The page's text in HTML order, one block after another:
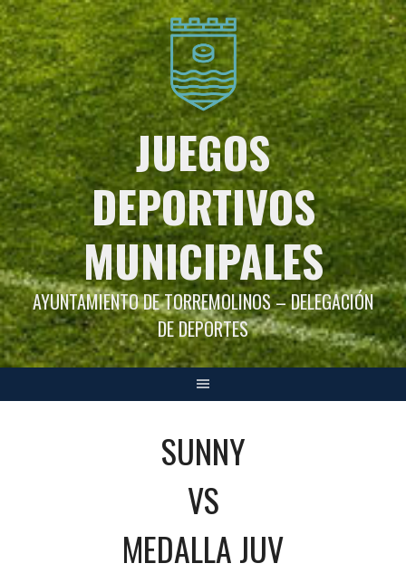
Saltar
al
contenido
JUEGOS
DEPORTIVOS
MUNICIPALES
AYUNTAMIENTO DE TORREMOLINOS – DELEGACIÓN
DE DEPORTES
SUNNY
VS
MEDALLA JUV